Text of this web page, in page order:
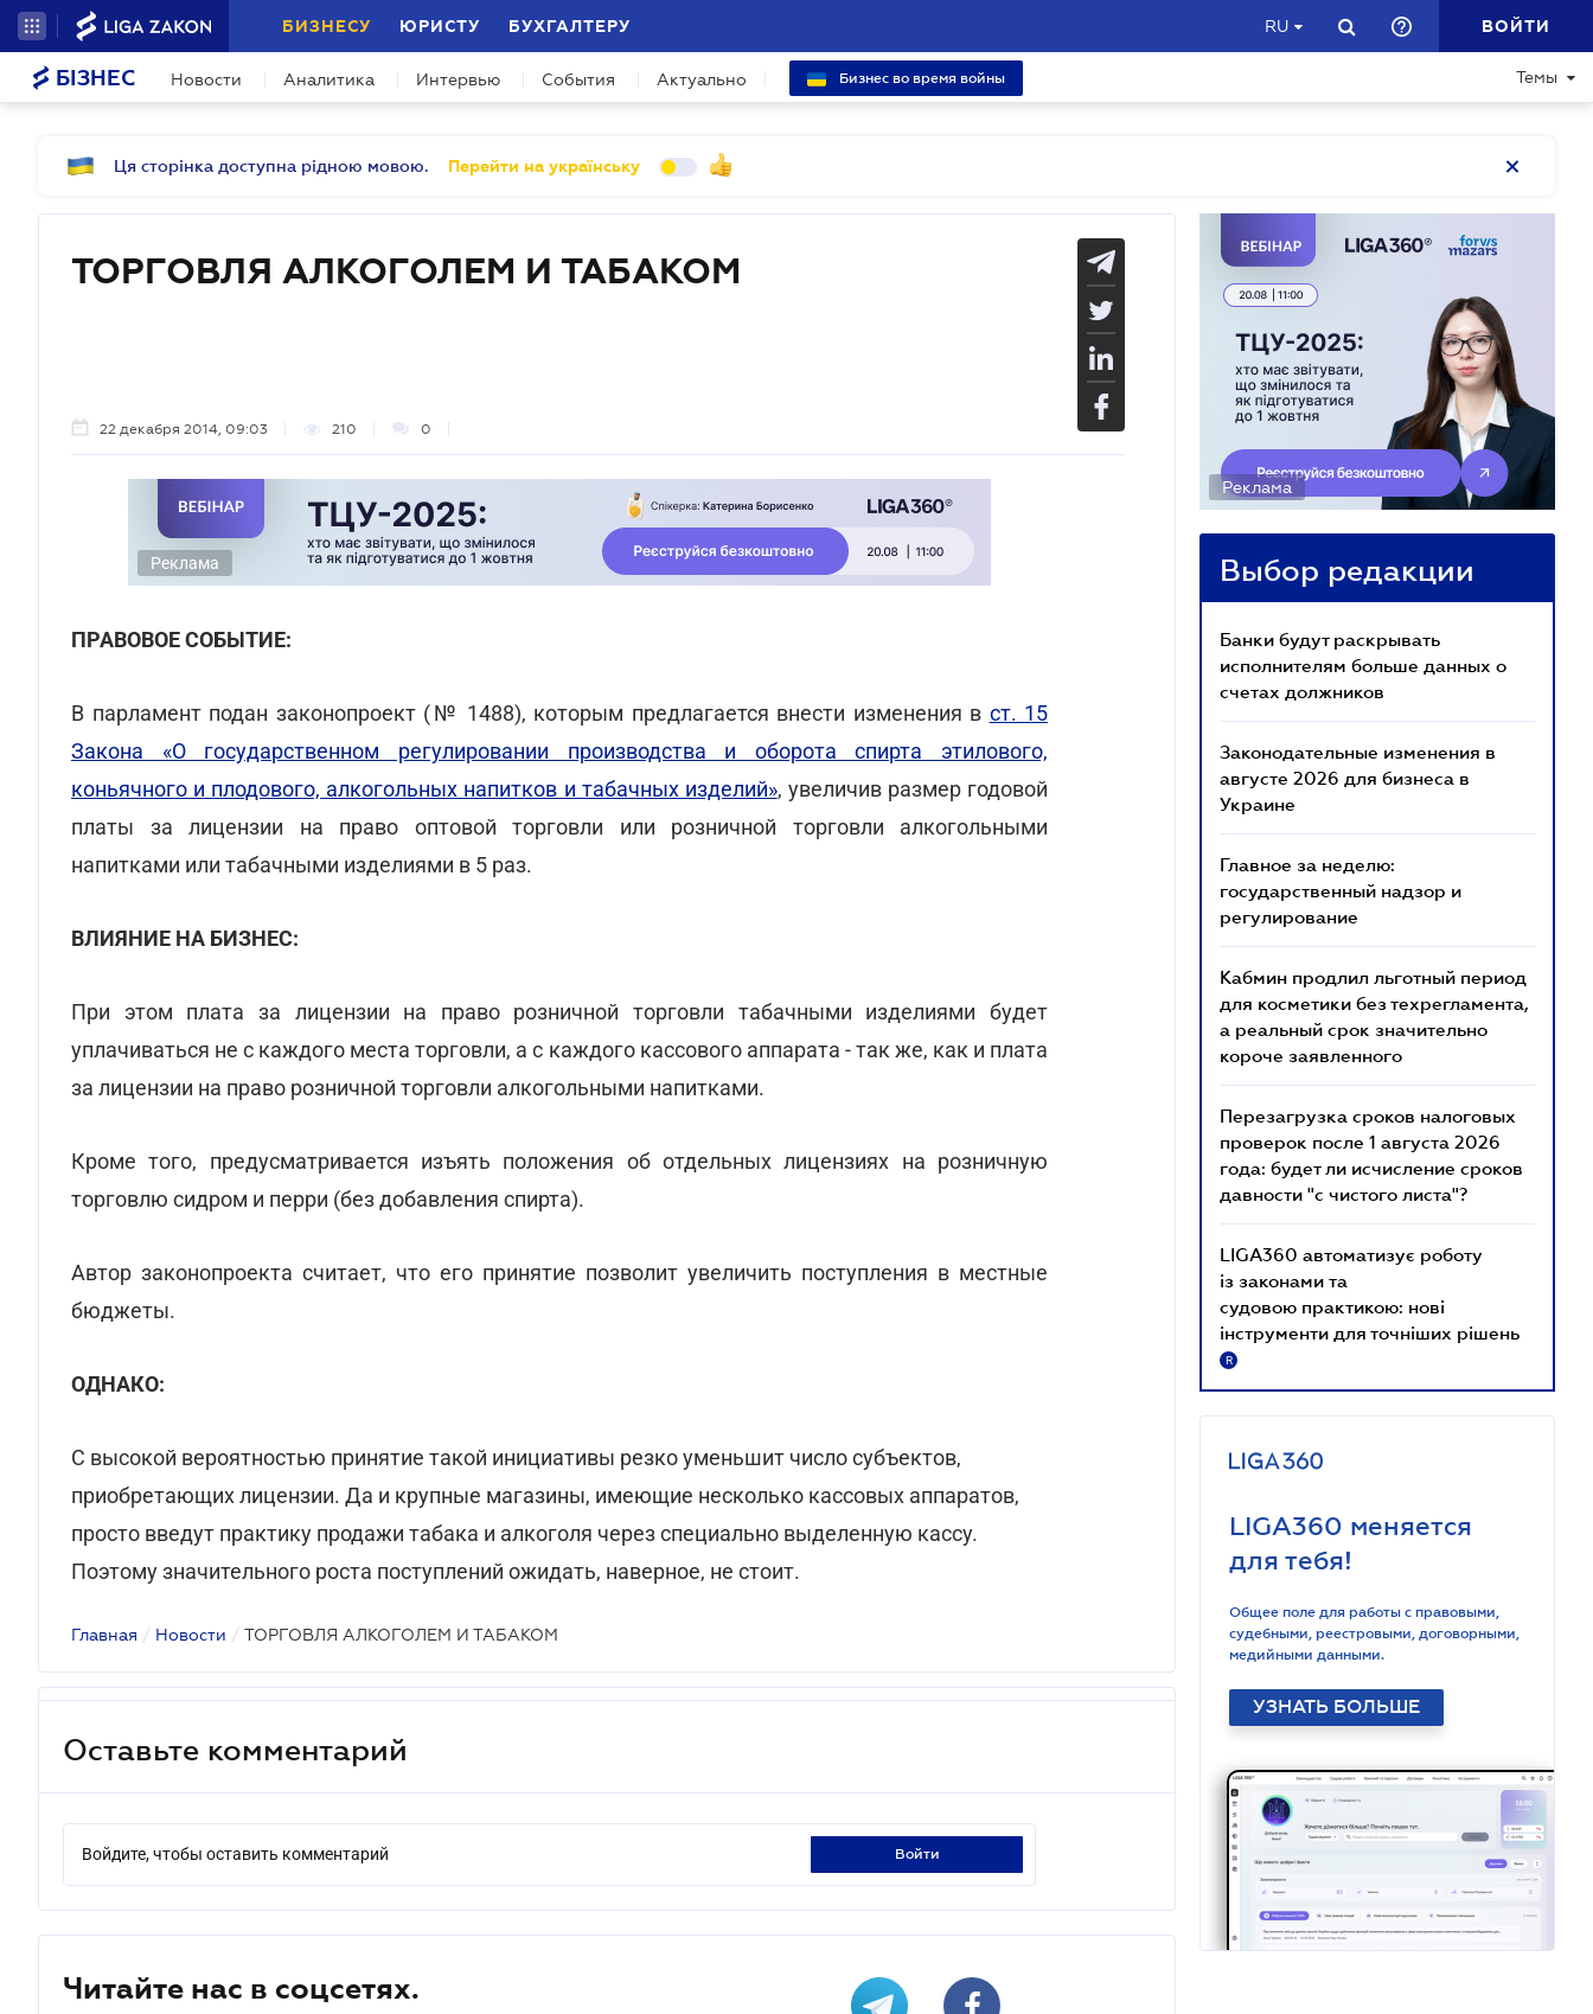
БИЗНЕСУ ЮРИСТУ БУХГАЛТЕРУ RU ВОЙТИ
БІЗНЕС Новости Аналитика Интервью События Актуально Бизнес во время войны Темы
Ця сторінка доступна рідною мовою. Перейти на українську
ТОРГОВЛЯ АЛКОГОЛЕМ И ТАБАКОМ
22 декабря 2014, 09:03 210 0
Реклама
ПРАВОВОЕ СОБЫТИЕ:
В парламент подан законопроект (№ 1488), которым предлагается внести изменения в ст. 15
Закона «О государственном регулировании производства и оборота спирта этилового,
коньячного и плодового, алкогольных напитков и табачных изделий», увеличив размер годовой
платы за лицензии на право оптовой торговли или розничной торговли алкогольными
напитками или табачными изделиями в 5 раз.
ВЛИЯНИЕ НА БИЗНЕС:
При этом плата за лицензии на право розничной торговли табачными изделиями будет
уплачиваться не с каждого места торговли, а с каждого кассового аппарата - так же, как и плата
за лицензии на право розничной торговли алкогольными напитками.
Кроме того, предусматривается изъять положения об отдельных лицензиях на розничную
торговлю сидром и перри (без добавления спирта).
Автор законопроекта считает, что его принятие позволит увеличить поступления в местные
бюджеты.
ОДНАКО:
С высокой вероятностью принятие такой инициативы резко уменьшит число субъектов,
приобретающих лицензии. Да и крупные магазины, имеющие несколько кассовых аппаратов,
просто введут практику продажи табака и алкоголя через специально выделенную кассу.
Поэтому значительного роста поступлений ожидать, наверное, не стоит.
Главная / Новости / ТОРГОВЛЯ АЛКОГОЛЕМ И ТАБАКОМ
Оставьте комментарий
Войдите, чтобы оставить комментарий войти
Читайте нас в соцсетях.
Реклама
Выбор редакции
Банки будут раскрывать
исполнителям больше данных о
счетах должников
Законодательные изменения в
августе 2026 для бизнеса в
Украине
Главное за неделю:
государственный надзор и
регулирование
Кабмин продлил льготный период
для косметики без техрегламента,
а реальный срок значительно
короче заявленного
Перезагрузка сроков налоговых
проверок после 1 августа 2026
года: будет ли исчисление сроков
давности "с чистого листа"?
LIGA360 автоматизує роботу
із законами та
судовою практикою: нові
інструменти для точніших рішень
R
LIGA360 меняется
для тебя!
Общее поле для работы с правовыми,
судебными, реестровыми, договорными,
медийными данными.
УЗНАТЬ БОЛЬШЕ